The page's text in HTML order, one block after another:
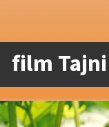
film